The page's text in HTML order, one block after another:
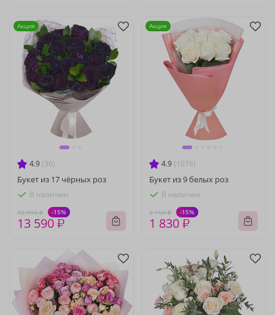
4.9 (36)
Букет из 17 чёрных роз
В наличии
15 990 ₽ -15%
13 590 ₽
Акция
4.9 (1076)
Букет из 9 белых роз
В наличии
2 150 ₽ -15%
1 830 ₽
Акция